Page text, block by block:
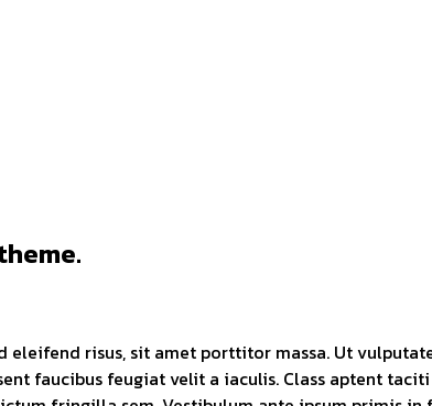
risus, sit amet porttitor massa. Ut
faucibus feugiat velit a iaculis. Class aptent